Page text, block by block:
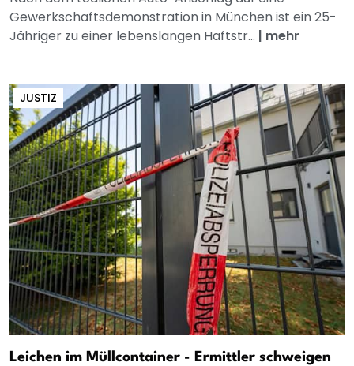
Gewerkschaftsdemonstration in München ist ein 25-
Jähriger zu einer lebenslangen Haftstr... | mehr
JUSTIZ
Leichen im Müllcontainer - Ermittler schweigen